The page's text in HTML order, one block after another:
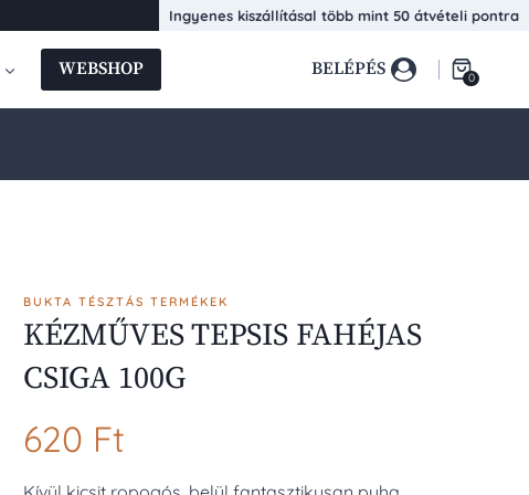
Ingyenes kiszállításal több mint 50 átvételi pontra
WEBSHOP BELÉPÉS 0
BUKTA TÉSZTÁS TERMÉKEK
KÉZMŰVES TEPSIS FAHÉJAS
CSIGA 100G
620 Ft
FAHÉJAS
mennyiség